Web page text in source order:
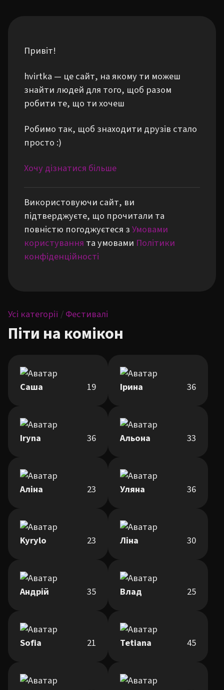
Привіт!
hvirtka — це сайт, на якому ти можеш
знайти людей для того, щоб разом
робити те, що ти хочеш
Робимо так, щоб знаходити друзів стало
просто :)
Хочу дізнатися більше
Використовуючи сайт, ви
підтверджуєте, що прочитали та
повністю погоджуєтеся зУмовами
користування та умовами Політики
конфіденційності
Усі категорії /Фестивалі
Піти на комікон
Саша 19 Ірина 36
Iryna 36 Альона 33
Аліна 23 Уляна 36
Kyrylo 23 Ліна 30
Андрій 35 Влад 25
Sofia 21 Tetiana 45